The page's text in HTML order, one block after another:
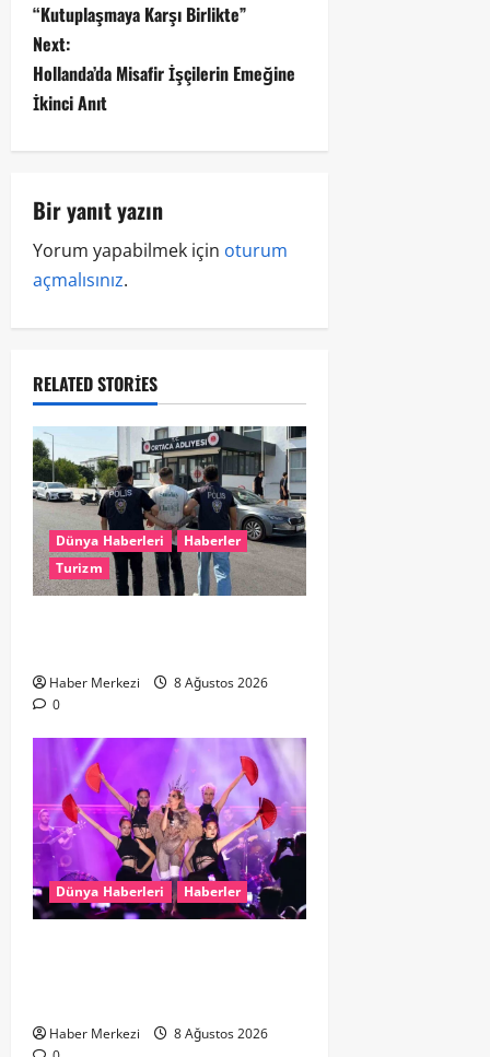
“Kutuplaşmaya Karşı Birlikte”
Next:
Hollanda’da Misafir İşçilerin Emeğine
İkinci Anıt
Bir yanıt yazın
Yorum yapabilmek için oturum
açmalısınız.
RELATED STORIES
Dünya Haberleri
Haberler
Turizm
Haber Merkezi
8 Ağustos 2026
0
Dünya Haberleri Haberler
Haber Merkezi
8 Ağustos 2026